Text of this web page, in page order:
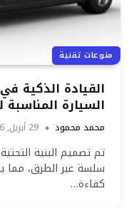
منوعات تقنية
القيادة الذكية
السيارة المناسبة
محمد محمود 29 أبريل, 2026
تم تصميم البنية
سلسة عبر الطرق، مما
كفاءة…